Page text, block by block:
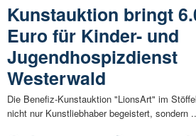
Kunstauktion bringt
Euro für Kinder- und
Jugendhospizdienst
Westerwald
Die Benefiz-Kunstauktion "LionsArt" im
nicht nur Kunstliebhaber begeistert, sondern